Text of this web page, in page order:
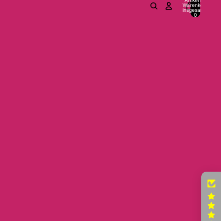
Warenkorb
insgesamt:
0